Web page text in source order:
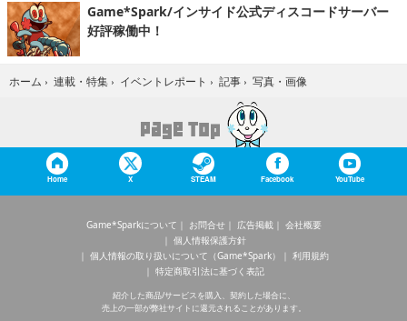
Game*Spark/インサイド公式ディスコードサーバー
好評稼働中！
ホーム › 連載・特集 › イベントレポート › 記事 › 写真・画像
Home X STEAM Facebook YouTube
Game*Sparkについて お問合せ 広告掲載
会社概要
個人情報保護方針
個人情報の取り扱いについて（Game*Spark）
利用規約
特定商取引法に基づく表記
紹介した商品/サービスを購入、契約した場合に、
売上の一部が弊社サイトに還元されることがあります。